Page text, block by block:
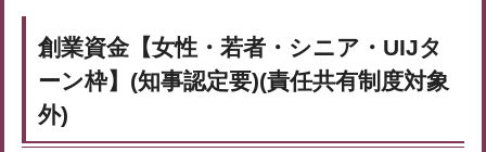
創業資金【女性・若者・シニア・UIJタ
ーン枠】(知事認定要)(責任共有制度対象
外)